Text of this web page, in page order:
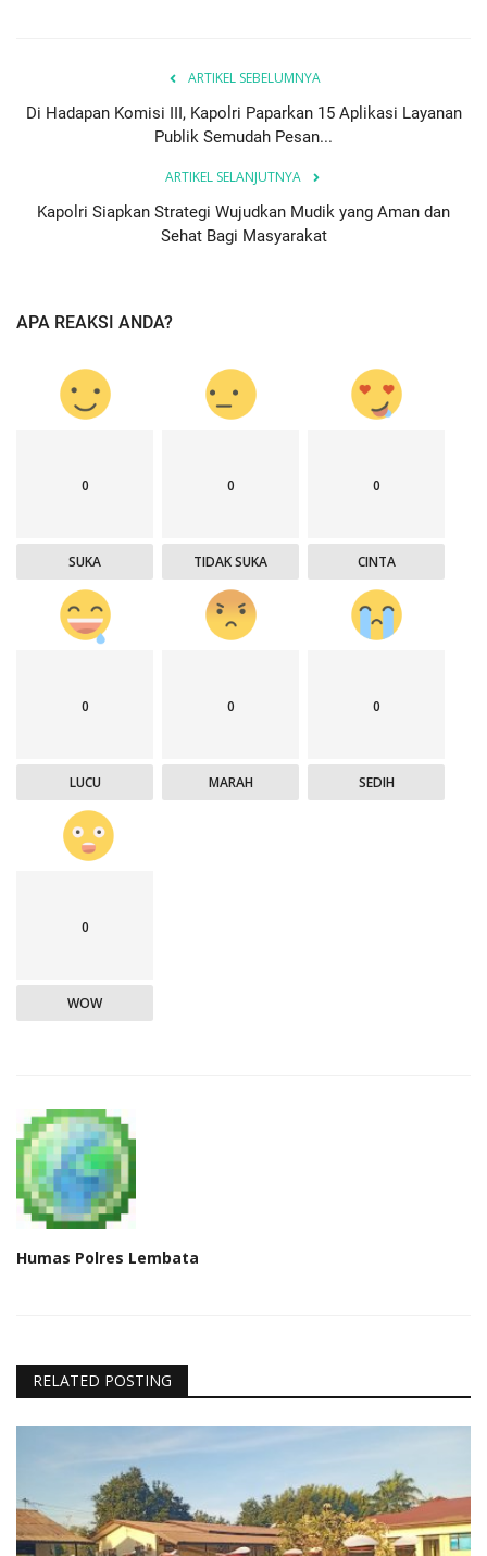
ARTIKEL SEBELUMNYA
Di Hadapan Komisi III, Kapolri Paparkan 15 Aplikasi Layanan
Publik Semudah Pesan...
ARTIKEL SELANJUTNYA
Kapolri Siapkan Strategi Wujudkan Mudik yang Aman dan
Sehat Bagi Masyarakat
APA REAKSI ANDA?
0
SUKA
0
TIDAK SUKA
0
CINTA
0
LUCU
0
MARAH
0
SEDIH
0
WOW
Humas Polres Lembata
RELATED POSTING